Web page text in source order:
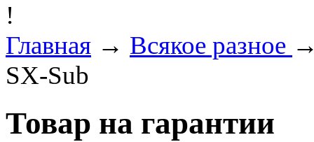
!
Главная → Всякое разное
SX-Sub
Товар на гарантии